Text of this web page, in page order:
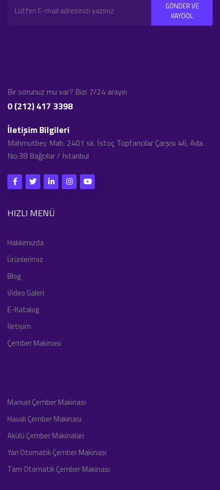
GÖNDER VE
KAYDOL
Bir sorunuz mu var? Bizi 7/24 arayın
0 (212) 417 3398
İletişim Bilgileri
Mahmutbey Mah. 2401 sk. İstoç Toptancılar Çarşısı 46. Ada
No:38 Bağcılar / İstanbul
HIZLI MENÜ
Hakkımızda
Ürünlerimiz
Blog
Video Galeri
E-Katalog
İletişim
Çember Makinası
Manuel Çember Makinası
Havalı Çember Makinası
Akülü Çember Makinaları
Yarı Otomatik Çember Makinası
Tam Otomatik Çember Makinası